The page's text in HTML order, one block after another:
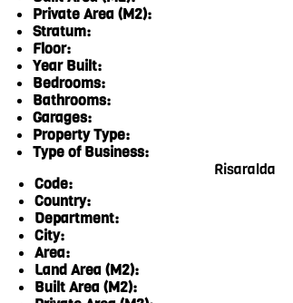
Private Area (M2):
Stratum:
Floor:
Year Built:
Bedrooms:
Bathrooms:
Garages:
Property Type:
Type of Business:
Code:
Country:
Department:
City:
Area:
Land Area (M2):
Built Area (M2):
Risaralda